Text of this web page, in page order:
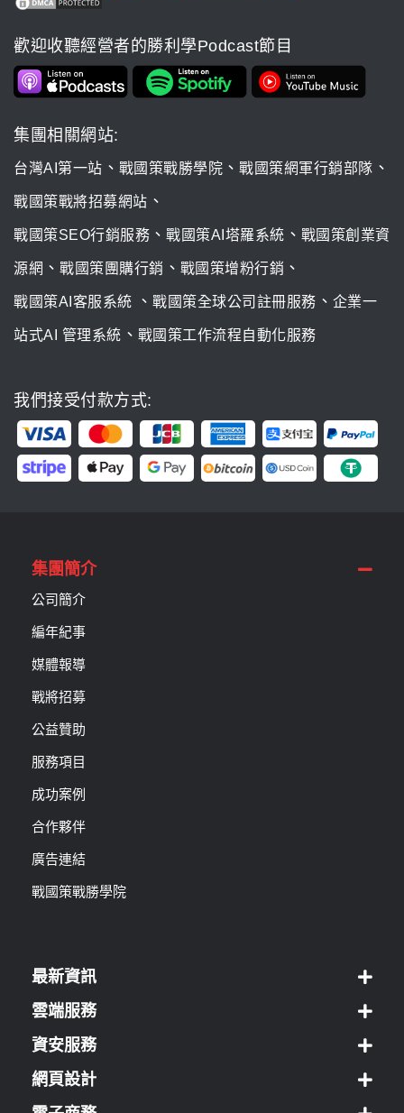
歡迎收聽經營者的勝利學Podcast節目
集團相關網站:
台灣AI第一站 、 戰國策戰勝學院 、 戰國策網軍行銷部隊 、
戰國策戰將招募網站 、
戰國策SEO行銷服務 、 戰國策AI塔羅系統 、 戰國策創業資
源網 、 戰國策團購行銷 、 戰國策增粉行銷 、
戰國策AI客服系統 、 戰國策全球公司註冊服務 、 企業一
站式AI 管理系統 、 戰國策工作流程自動化服務
我們接受付款方式:
集團簡介
公司簡介
編年紀事
媒體報導
戰將招募
公益贊助
服務項目
成功案例
合作夥伴
廣告連結
戰國策戰勝學院
最新資訊
雲端服務
資安服務
網頁設計